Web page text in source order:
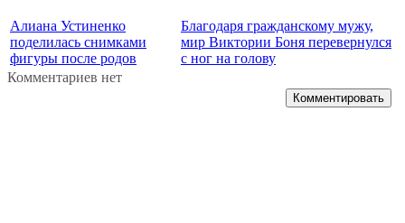
Алиана Устиненко
поделилась снимками
фигуры после родов
Благодаря гражданскому мужу,
мир Виктории Боня перевернулся
с ног на голову
Комментариев нет
Комментировать